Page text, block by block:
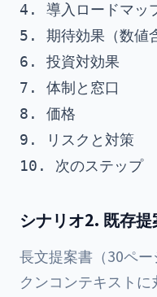
4. 導入ロードマッ
5. 期待効果（数値
6. 投資対効果
7. 体制と窓口
8. 価格
9. リスクと対策
シナリオ2. 既存
長文提案書（30ペ
クンコンテキスト